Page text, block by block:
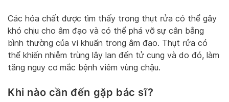
Các hóa chất được tìm thấy trong thụt rửa có thể gây
khó chịu cho âm đạo và có thể phá vỡ sự cân bằng
bình thường của vi khuẩn trong âm đạo. Thụt rửa có
thể khiến nhiễm trùng lây lan đến tử cung và do đó, làm
tăng nguy cơ mắc bệnh viêm vùng chậu.
Khi nào cần đến gặp bác sĩ?